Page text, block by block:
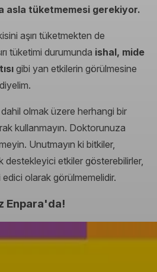
asla tüketmemesi gerekiyor.
aşırı tüketmekten de
tüketimi durumunda ishal, mide
gibi yan etkilerin görülmesine
olmak üzere herhangi bir
kullanmayın. Doktorunuza
Unutmayın ki bitkiler,
destekleyici etkiler gösterebilirler,
olarak görülmemelidir.
Enpara'da!